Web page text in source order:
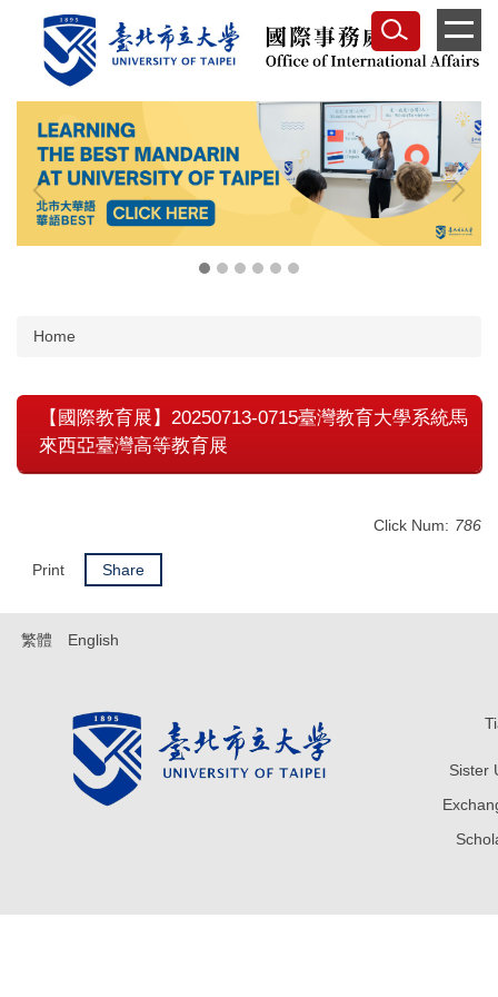
Jump
block
Home
【國際教育展】20250713-0715臺灣教育大學系統馬
來西亞臺灣高等教育展
Click Num: 786
Print Share
繁體 English
Sister